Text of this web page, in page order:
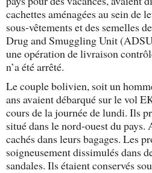
cachettes aménagées au sein de
sous-vêtements et des semelles
Drug and Smuggling Unit
une opération de livraison
n’a été arrêté.
Le couple bolivien, soit un
ans avaient débarqué sur le vol
cours de la journée de lundi. Ils
situé dans le nord-ouest du
cachés dans leurs bagages. Les
soigneusement dissimulés dans
sandales. Ils étaient conservés